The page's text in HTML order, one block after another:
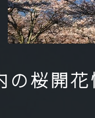
の桜開花